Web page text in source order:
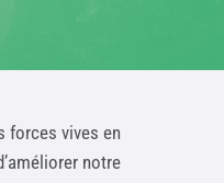
forces vives en
notre